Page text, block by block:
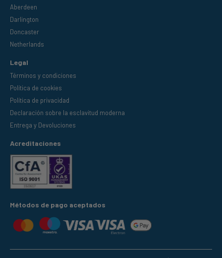
Aberdeen
Darlington
Doncaster
Netherlands
Legal
Términos y condiciones
Política de cookies
Política de privacidad
Declaración sobre la esclavitud moderna
Entrega y Devoluciones
Acreditaciones
Métodos de pago aceptados